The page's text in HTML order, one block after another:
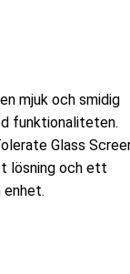
mjuk och smidig
funktionaliteten.
Glass
lösning och ett